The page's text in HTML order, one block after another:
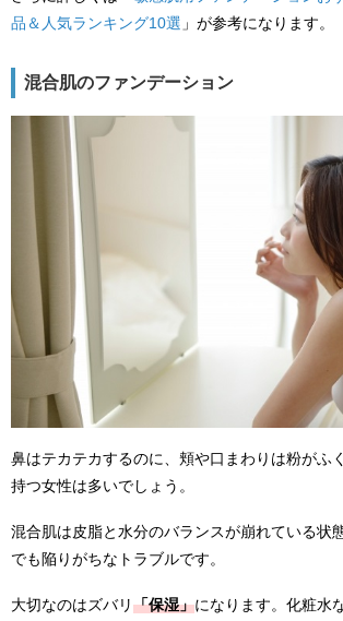
品＆人気ランキング10選 」が参考になります。
混合肌のファンデーション
鼻はテカテカするのに、頬や口まわりは粉がふ
持つ女性は多いでしょう。
混合肌は皮脂と水分のバランスが崩れている状
でも陥りがちなトラブルです。
大切なのはズバリ「保湿」になります。化粧水